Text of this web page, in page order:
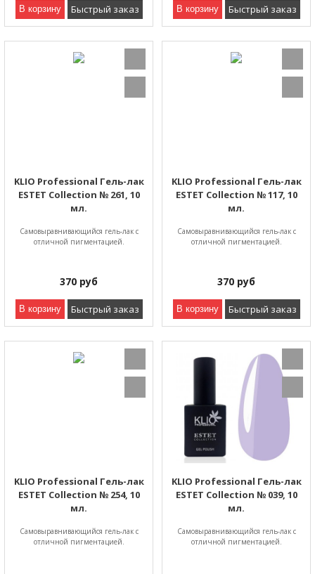
В корзину Быстрый заказ В корзину Быстрый заказ
KLIO Professional Гель-лак
ESTET Collection № 261, 10
мл.
Самовыравнивающийся гель-лак с
отличной пигментацией.
370 руб
В корзину Быстрый заказ
KLIO Professional Гель-лак
ESTET Collection № 117, 10
мл.
Самовыравнивающийся гель-лак с
отличной пигментацией.
370 руб
В корзину Быстрый заказ
KLIO Professional Гель-лак
ESTET Collection № 254, 10
мл.
Самовыравнивающийся гель-лак с
отличной пигментацией.
KLIO Professional Гель-лак
ESTET Collection № 039, 10
мл.
Самовыравнивающийся гель-лак с
отличной пигментацией.